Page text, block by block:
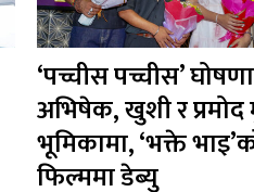
‘पच्चीस पच्चीस’
अभिषेक, खुशी र
भूमिकामा, ‘भक्ते
फिल्ममा डेब्यु